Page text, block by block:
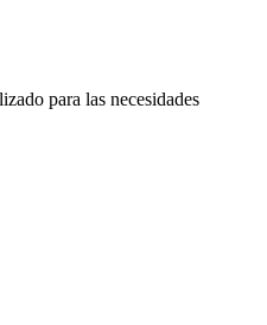
para las necesidades